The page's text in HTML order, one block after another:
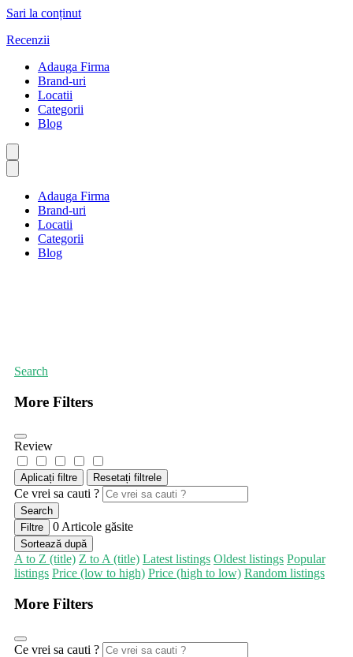
Sari la conținut
Recenzii
Adauga Firma
Brand-uri
Locatii
Categorii
Blog
Adauga Firma
Brand-uri
Locatii
Categorii
Blog
Search
More Filters
Review
Aplicați filtre Resetați filtrele
Ce vrei sa cauti ?
Search
Filtre
0 Articole găsite
Sortează după
A to Z (title) Z to A (title) Latest listings Oldest listings Popular
listings Price (low to high) Price (high to low) Random listings
More Filters
Ce vrei sa cauti ?